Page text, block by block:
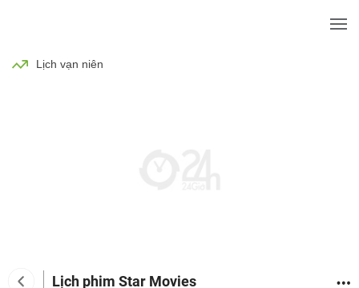
Lịch vạn niên
Lịch phim Star Movies